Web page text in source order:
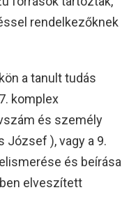
rendelkezőknek
a tanult tudás
komplex
és személy
József ), vagy a 9.
és beírása
elveszített